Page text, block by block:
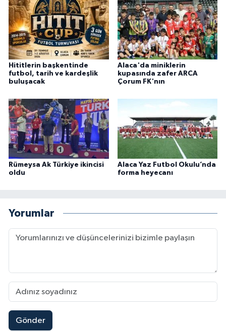
Hititlerin başkentinde
futbol, tarih ve kardeşlik
buluşacak
Alaca'da miniklerin
kupasında zafer ARCA
Çorum FK'nın
Rümeysa Ak Türkiye ikincisi
oldu
Alaca Yaz Futbol Okulu’nda
forma heyecanı
Yorumlar
Gönder